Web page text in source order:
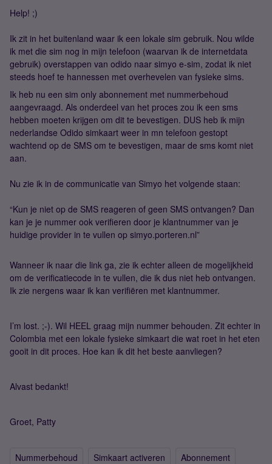
Help! ;)
Ik zit in het buitenland waar ik een lokale sim gebruik. Nou wilde
ik met die sim nog in mijn telefoon (waarvan ik de internetdata
gebruik) overstappen van odido naar simyo e-sim, zodat ik niet
steeds hoef te hannessen met overhevelen van fysieke sims.
Ik heb nu een sim only abonnement met nummerbehoud
aangevraagd. Als onderdeel van het proces zou ik een sms
hebben moeten krijgen om dit te bevestigen. DUS heb ik mijn
nederlandse Odido simkaart weer in mn telefoon gestopt
wachtend op de SMS om te bevestigen, maar de sms komt niet
aan.
Nu zie ik in de communicatie van Simyo het volgende staan:
“Kun je niet op de SMS reageren of geen SMS ontvangen? Dan
kan je je nummer ook verifieren door je klantnummer van je
huidige provider in te vullen op simyo.porteren.nl”
Wanneer ik naar die link ga, zie ik echter alleen de mogelijkheid
om de verificatiecode in te vullen, die ik dus niet heb ontvangen.
Ik zie nergens waar ik kan verifiëren met klantnummer.
I’m lost. ;-). Wil HEEL graag mijn nummer behouden. Zit echter in
Colombia met een lokale fysieke simkaart die wat roet in het eten
gooit in dit proces. Hoe kan ik dit het beste aanvliegen?
Alvast bedankt!
Groet, Patty
Nummerbehoud Simkaart activeren
Abonnement